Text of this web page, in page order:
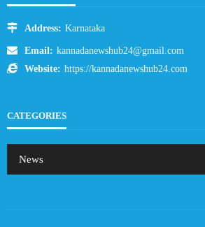
Address: Karnataka
Email: kannadanewshub24@gmail.com
Website: https://kannadanewshub24.com
CATEGORIES